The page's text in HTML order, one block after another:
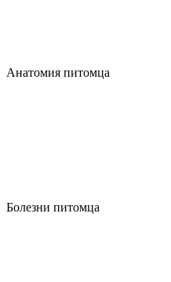
Анатомия питомца
Болезни питомца